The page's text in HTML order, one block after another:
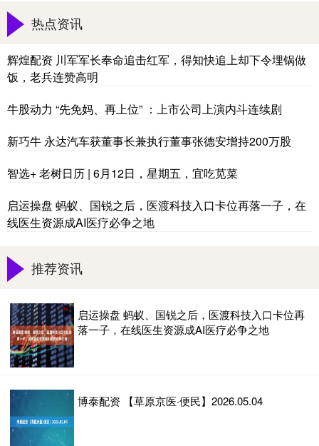
热点资讯
辉煌配资 川军军长奉命追击红军，得知快追上却下令埋锅做
饭，老兵连赞高明
牛股动力 “先免妈、再上位” ：上市公司上演内斗连续剧
新巧牛 永达汽车获董事长兼执行董事张德安增持200万股
智选+ 老树日历 | 6月12日，星期五，宜吃苋菜
启运操盘 蚂蚁、国锐之后，医渡科技入口卡位再落一子，在
线医生资源成AI医疗必争之地
推荐资讯
启运操盘 蚂蚁、国锐之后，医渡科技入口卡位再
落一子，在线医生资源成AI医疗必争之地
博泰配资 【草原京医·便民】2026.05.04